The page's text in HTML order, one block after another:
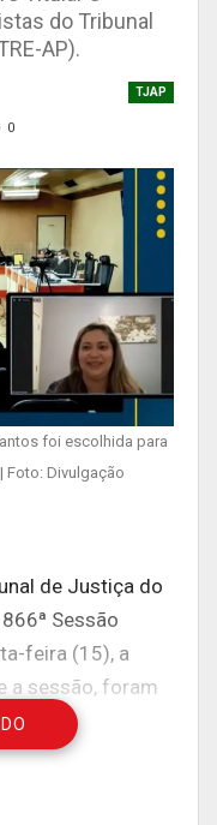
do Tribunal
AP).
TJAP
0
foi escolhida para
Foto: Divulgação
de Justiça do
Sessão
feira (15), a
a sessão, foram
da
Juiz Membro